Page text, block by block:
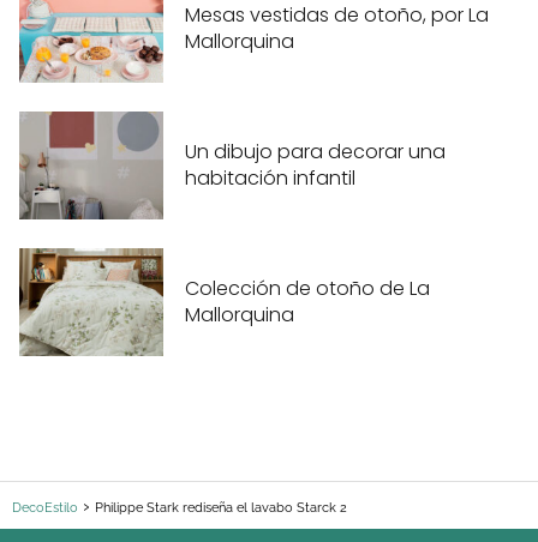
Mesas vestidas de otoño, por La
Mallorquina
Un dibujo para decorar una
habitación infantil
Colección de otoño de La
Mallorquina
DecoEstilo Philippe Stark rediseña el lavabo Starck 2